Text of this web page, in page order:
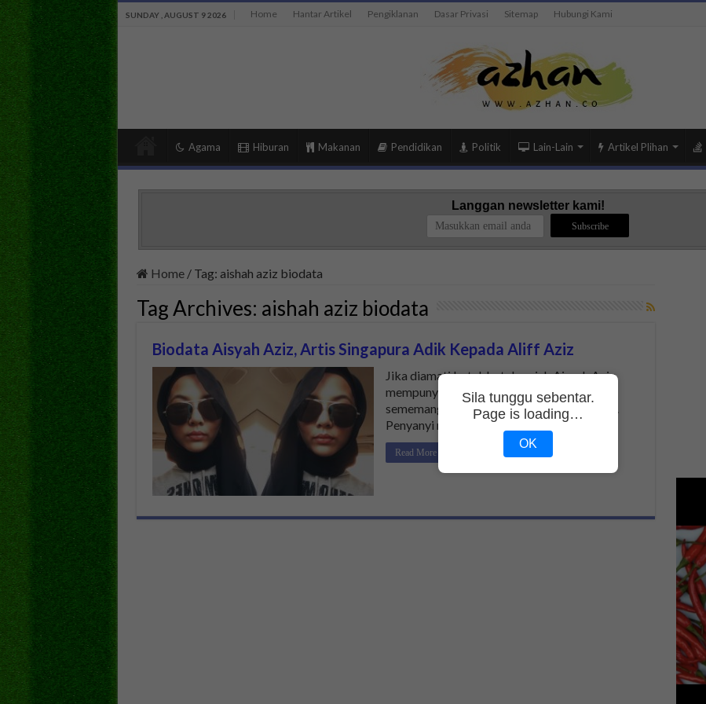
SUNDAY , AUGUST 9 2026 Home Hantar Artikel Pengiklanan Dasar Privasi Sitemap Hubungi Kami
Agama Hiburan Makanan Pendidikan Politik Lain-Lain Artikel Plihan
Langgan newsletter kami!
Home / Tag: aishah aziz biodata
Tag Archives: aishah aziz biodata
Biodata Aisyah Aziz, Artis Singapura Adik Kepada Aliff Aziz
Jika diamati betul-betul, wajah Aisyah Aziz
mempunyai iras penyanyi Aliff Aziz. Ya,
sememangnya mereka adalah adik-beradik.
Penyanyi muda dari Singapura ini …
Read More »
Sila tunggu sebentar.
Page is loading…
OK